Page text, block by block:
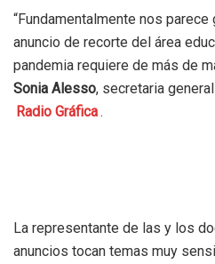
“Fundamentalmente nos
anuncio de recorte del área
pandemia requiere de más de
Sonia Alesso, secretaria
Radio Gráfica .
La representante de las y los
anuncios tocan temas muy